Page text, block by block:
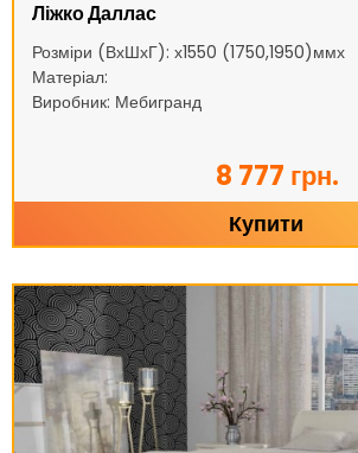
Ліжко Даллас
Розміри (ВхШхГ): х1550 (1750,1950)ммх
Матеріал:
Виробник: Мебигранд
8 777 грн.
Купити